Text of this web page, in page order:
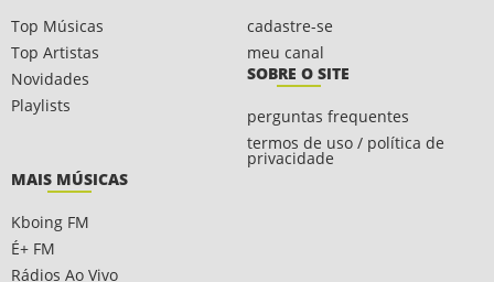
Top Músicas
Top Artistas
Novidades
Playlists
cadastre-se
meu canal
SOBRE O SITE
perguntas frequentes
termos de uso / política de
privacidade
MAIS MÚSICAS
Kboing FM
É+ FM
Rádios Ao Vivo